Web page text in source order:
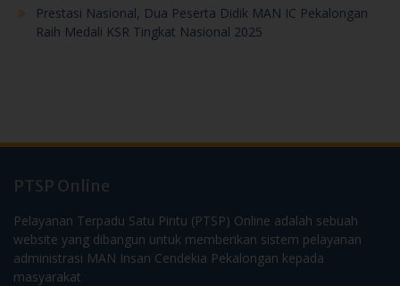
Prestasi Nasional, Dua Peserta Didik MAN IC Pekalongan
Raih Medali KSR Tingkat Nasional 2025
PTSP Online
Pelayanan Terpadu Satu Pintu (PTSP) Online adalah sebuah
website yang dibangun untuk memberikan sistem pelayanan
administrasi MAN Insan Cendekia Pekalongan kepada
masyarakat